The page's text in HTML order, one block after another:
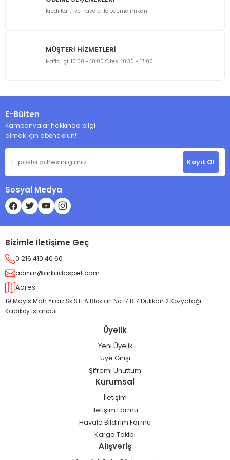
Kredi Kartı ve havale ile ödeme imkanı
MÜŞTERİ HİZMETLERİ
Hafta içi: 10:00 - 18:00 C.tesi 10:30 - 17:00
E-Bülten
Kampanyalar hakkında bilgi
almak için abone olun!
Kayıt Ol
Sosyal Medya
Bizimle İletişime Geç
0 216 410 40 60
admin@arkadaspet.com
Adres
19 Mayıs Mah.Yıldız Sk.STFA Blokları No:17 B:7 Dükkan:2 Kozyatağı
Kadıköy İstanbul
Üyelik
Yeni Üyelik
Üye Girişi
Şifremi Unuttum
Kurumsal
İletişim
İletişim Formu
Havale Bildirim Formu
Kargo Takibi
Alışveriş